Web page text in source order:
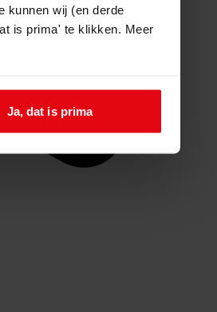
kunnen wij (en derde
is prima' te klikken. Meer
Ja, dat is prima